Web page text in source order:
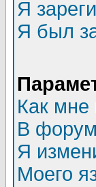
Я
Я был
Как мне
В
Я
Моего